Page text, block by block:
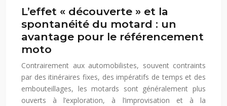
L’effet « découverte » et la
spontanéité du motard : un
avantage pour le référencement
moto
Contrairement aux automobilistes, souvent contraints
par des itinéraires fixes, des impératifs de temps et des
embouteillages, les motards sont généralement plus
ouverts à l’exploration, à l’improvisation et à la